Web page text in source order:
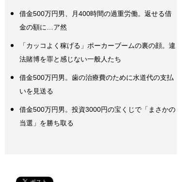
借金500万円男、月400時間の過重労働。返せる借
金の額に…ア然
「カッコよく稼げる」ポーカーブームの裏の顔。違
法賭博を罪と感じない一般人たち
借金500万円男。歯の治療費のために水道代の支払
いを見送る
借金500万円男。投資3000円の宝くじで「まさかの
当選」を勝ち取る